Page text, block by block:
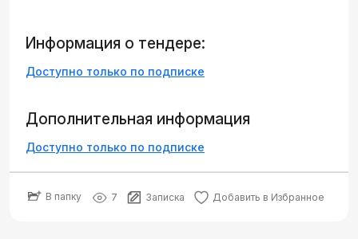
Информация о тендере:
Доступно только по подписке
Дополнительная информация
Доступно только по подписке
В папку 7 Записка Добавить в Избранное